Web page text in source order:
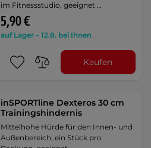
im Fitnessstudio, geeignet …
5,90 €
auf Lager – 12.8. bei Ihnen
Kaufen
inSPORTline Dexteros 30 cm
Trainingshindernis
Mittelhohe Hürde für den Innen- und
Außenbereich, ein Stück pro